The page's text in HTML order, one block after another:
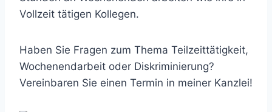
Vollzeit tätigen Kollegen.
Haben Sie Fragen zum Thema Teilzeittätigkeit,
Wochenendarbeit oder Diskriminierung?
Vereinbaren Sie einen Termin in meiner Kanzlei!